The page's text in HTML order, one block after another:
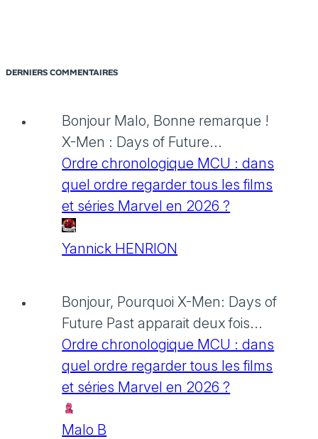
DERNIERS COMMENTAIRES
Bonjour Malo, Bonne remarque !
X-Men : Days of Future...
Ordre chronologique MCU : dans
quel ordre regarder tous les films
et séries Marvel en 2026 ?
Yannick HENRION
Bonjour, Pourquoi X-Men: Days of
Future Past apparait deux fois...
Ordre chronologique MCU : dans
quel ordre regarder tous les films
et séries Marvel en 2026 ?
Malo B